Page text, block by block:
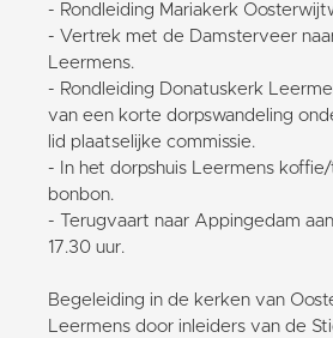
- Rondleiding Mariakerk
- Vertrek met de Damsterveer
Leermens.
- Rondleiding Donatuskerk
van een korte dorpswandeling
lid plaatselijke commissie.
- In het dorpshuis Leermens
bonbon.
- Terugvaart naar Appingedam
17.30 uur.
Begeleiding in de kerken van
Leermens door inleiders van de